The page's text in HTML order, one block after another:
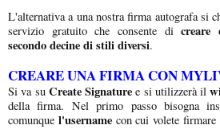
L'alternativa a una nostra firma autografa si
servizio gratuito che consente dicreare
secondo decine di stili diversi.
CREARE UNA FIRMA CON
Si va su Create Signature e si utilizzerà il
della firma. Nel primo passo bisogna
comunque l'usernamecon cui volete